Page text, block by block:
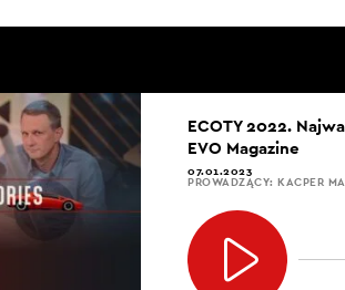
ECOTY 2022.
EVO Magazine
07.01.2023
PROWADZĄCY: KACPER